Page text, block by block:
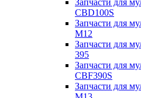
Запчасти для
CBD100S
Запчасти для
M12
Запчасти для
395
Запчасти для
CBF390S
Запчасти для